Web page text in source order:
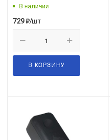
В наличии
729₽/шт
В КОРЗИНУ